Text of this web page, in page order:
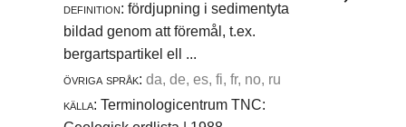
definition: fördjupning i sedimentyta
bildad genom att föremål, t.ex.
bergartspartikel ell ...
övriga språk: da, de, es, fi, fr, no, ru
källa: Terminologicentrum TNC: